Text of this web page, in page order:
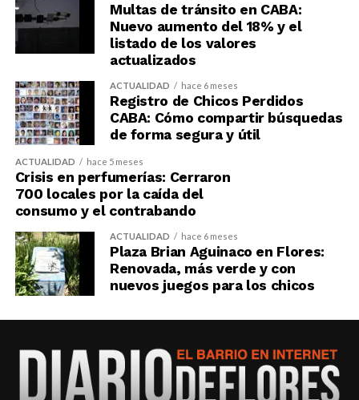
Multas de tránsito en CABA:
Nuevo aumento del 18% y el
listado de los valores
actualizados
ACTUALIDAD hace 6 meses
Registro de Chicos Perdidos
CABA: Cómo compartir búsquedas
de forma segura y útil
ACTUALIDAD hace 5 meses
Crisis en perfumerías: Cerraron
700 locales por la caída del
consumo y el contrabando
ACTUALIDAD hace 6 meses
Plaza Brian Aguinaco en Flores:
Renovada, más verde y con
nuevos juegos para los chicos